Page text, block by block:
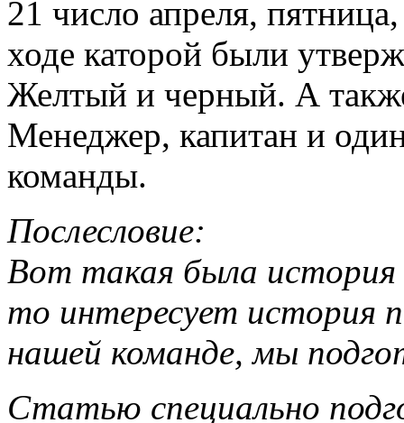
21 число апреля,
ходе каторой были
Желтый и черный. А
Менеджер, капитан и
команды.
Послесловие:
Вот такая была история
то интересует история
нашей команде, мы
Статью специально